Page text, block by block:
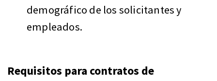
demográfico de los solicitantes y
empleados.
Requisitos para contratos de